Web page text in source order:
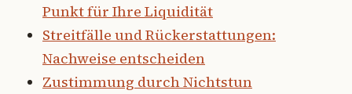
Punkt für Ihre Liquidität
Streitfälle und Rückerstattungen:
Nachweise entscheiden
Zustimmung durch Nichtstun